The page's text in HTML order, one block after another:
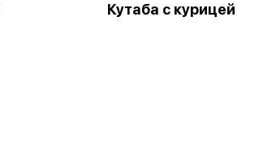
Кутаба с курицей